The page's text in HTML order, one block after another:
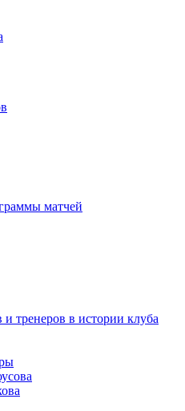
матчей
тренеров в истории клуба